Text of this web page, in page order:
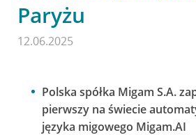
Paryżu
12.06.2025
Polska spółka Migam S.A.
pierwszy na świecie
języka migowego Migam.AI